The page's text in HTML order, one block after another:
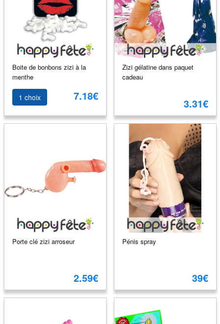
Boite de bonbons zizi à la
menthe
1 choix 7.18€
Zizi gélatine dans paquet
cadeau
3.31€
Porte clé zizi arroseur
2.59€
Pénis spray
39€